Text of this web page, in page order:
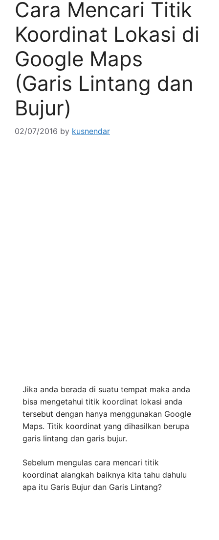
Cara Mencari Titik
Koordinat Lokasi di
Google Maps
(Garis Lintang dan
Bujur)
02/07/2016 by kusnendar
Jika anda berada di suatu tempat maka anda
bisa mengetahui titik koordinat lokasi anda
tersebut dengan hanya menggunakan Google
Maps. Titik koordinat yang dihasilkan berupa
garis lintang dan garis bujur.
Sebelum mengulas cara mencari titik
koordinat alangkah baiknya kita tahu dahulu
apa itu Garis Bujur dan Garis Lintang?